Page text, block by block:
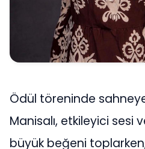
Ödül töreninde
Manisalı, etkileyici sesi
büyük beğeni